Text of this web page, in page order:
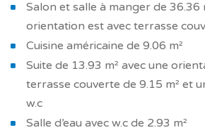
Salon et salle à manger de 36.36
orientation est avec terrasse
Cuisine américaine de 9.06 m²
Suite de 13.93 m² avec une
terrasse couverte de 9.15 m² et
w.c
Salle d’eau avec w.c de 2.93 m²